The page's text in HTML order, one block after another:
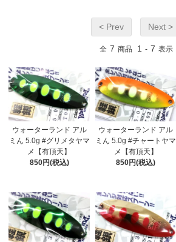
< Prev Next >
全 7 商品 1 - 7 表示
ウォーターランド アル
ミん 5.0g #グリメタヤマ
メ【有頂天】
850円(税込)
ウォーターランド アル
ミん 5.0g #チャートヤマ
メ【有頂天】
850円(税込)